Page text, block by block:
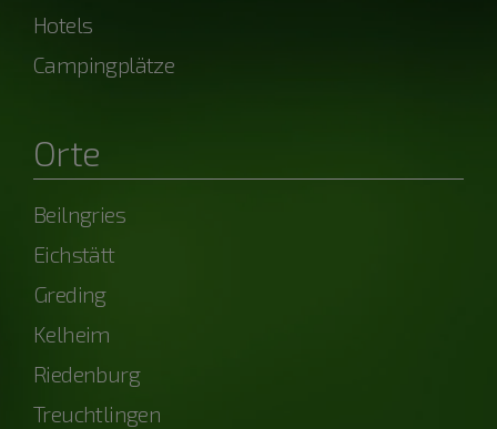
Hotels
Campingplätze
Orte
Beilngries
Eichstätt
Greding
Kelheim
Riedenburg
Treuchtlingen